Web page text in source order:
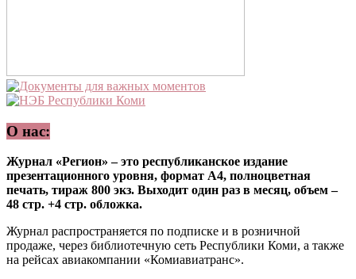
О нас:
Журнал «Регион» – это республиканское издание
презентационного уровня, формат А4, полноцветная
печать, тираж 800 экз. Выходит один раз в месяц, объем –
48 стр. +4 стр. обложка.
Журнал распространяется по подписке и в розничной
продаже, через библиотечную сеть Республики Коми, а также
на рейсах авиакомпании «Комиавиатранс».